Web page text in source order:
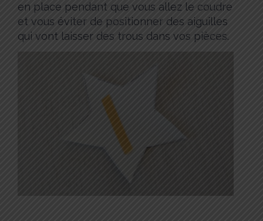
en place pendant que vous allez le coudre
et vous éviter de positionner des aiguilles
qui vont laisser des trous dans vos pièces.